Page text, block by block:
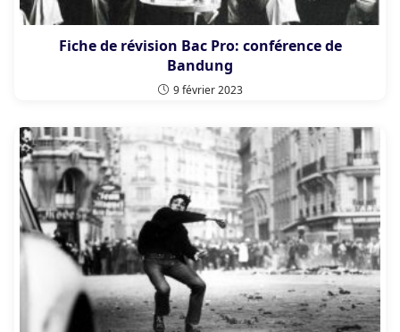
Fiche de révision Bac Pro: conférence de
Bandung
9 février 2023